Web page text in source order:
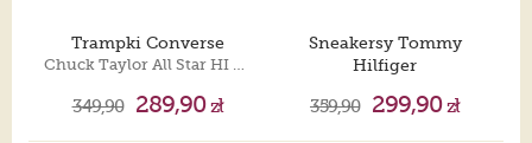
Trampki Converse
Chuck Taylor All Star HI M9160
349,90 289,90zł
Sneakersy Tommy
Hilfiger
359,90 299,90zł